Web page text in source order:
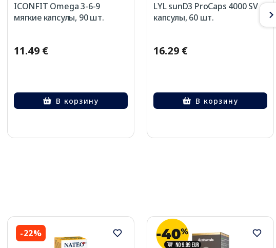
ICONFIT Omega 3-6-9
мягкие капсулы, 90 шт.
11.49 €
В корзину
LYL sunD3 ProCaps 4000 SV
капсулы, 60 шт.
16.29 €
В корзину
-22%